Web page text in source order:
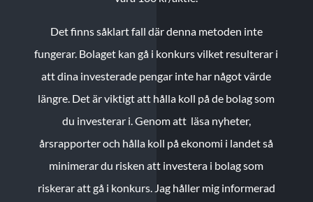
Det finns såklart fall där denna metoden inte
fungerar. Bolaget kan gå i konkurs vilket resulterar i
att dina investerade pengar inte har något värde
längre. Det är viktigt att hålla koll på de bolag som
du investerar i. Genom att läsa nyheter,
årsrapporter och hålla koll på ekonomi i landet så
minimerar du risken att investera i bolag som
riskerar att gå i konkurs. Jag håller mig informerad